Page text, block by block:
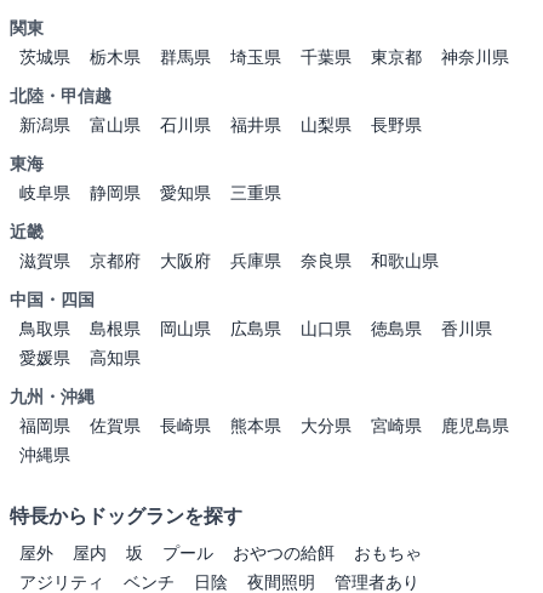
関東
茨城県
栃木県 群馬県 埼玉県 千葉県 東京都
神奈川県
北陸・甲信越
新潟県
富山県 石川県 福井県 山梨県
長野県
東海
岐阜県
静岡県 愛知県
三重県
近畿
滋賀県
京都府 大阪府 兵庫県 奈良県
和歌山県
中国・四国
鳥取県
島根県 岡山県 広島県 山口県 徳島県
香川県
愛媛県
高知県
九州・沖縄
福岡県
佐賀県 長崎県 熊本県 大分県 宮崎県
鹿児島県
沖縄県
特長からドッグランを探す
屋外 屋内 坂 プール おやつの給餌
おもちゃ
アジリティ
ベンチ 日陰 夜間照明
管理者あり